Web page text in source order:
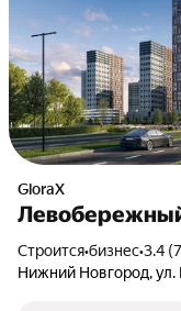
GloraX
Строится•бизнес•3.4
Нижний Новгород, ул.